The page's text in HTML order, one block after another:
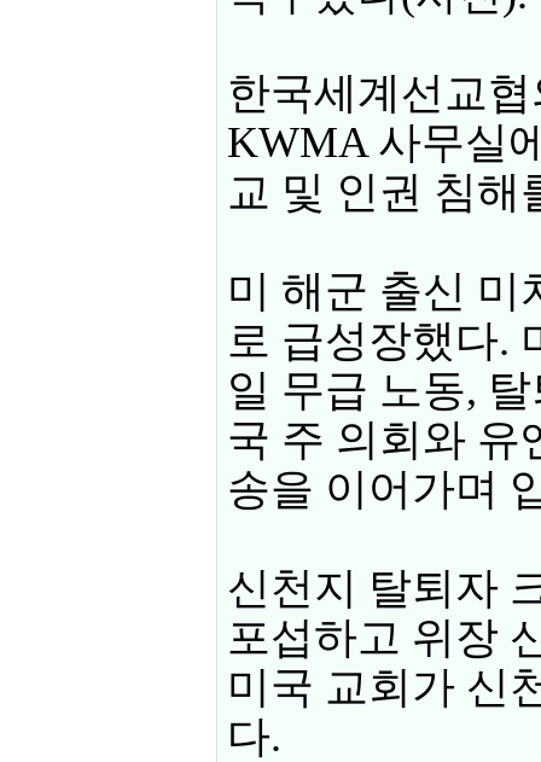
한국세계선교
KWMA 사무실
교 및 인권 침해
미 해군 출신 미
로 급성장했다.
일 무급 노동,
국 주 의회와 유
송을 이어가며
신천지 탈퇴자
포섭하고 위장
미국 교회가 신
다.